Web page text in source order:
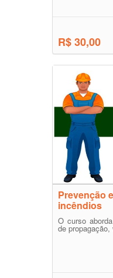
R$ 30,00
Prevenção
incêndios
O curso
de